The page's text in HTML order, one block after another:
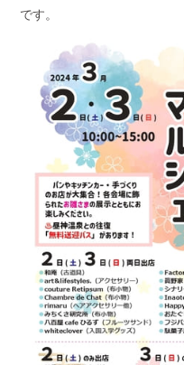
です。